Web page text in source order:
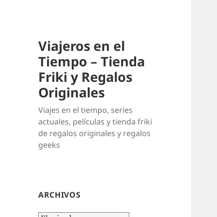
Viajeros en el
Tiempo – Tienda
Friki y Regalos
Originales
Viajes en el tiempo, series
actuales, películas y tienda friki
de regalos originales y regalos
geeks
ARCHIVOS